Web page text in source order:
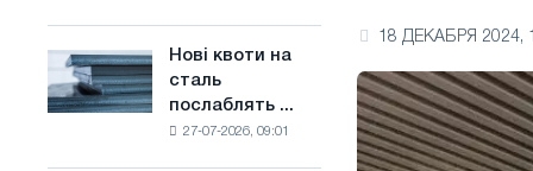
виробництва
Нові
квоти
на
Нові квоти на
сталь
послаблять ...
27-07-2026, 09:01
18 ДЕКАБРЯ 2024,